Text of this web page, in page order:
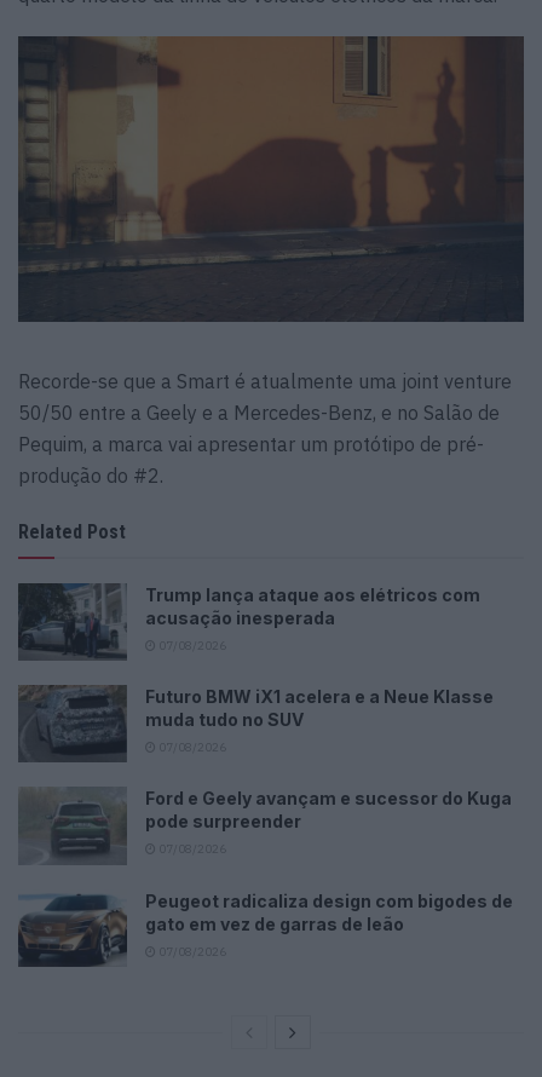
Recorde-se que a Smart é atualmente uma joint venture
50/50 entre a Geely e a Mercedes-Benz, e no Salão de
Pequim, a marca vai apresentar um protótipo de pré-
produção do #2.
Related Post
Trump lança ataque aos elétricos com
acusação inesperada
Futuro BMW iX1 acelera e a Neue Klasse
muda tudo no SUV
Ford e Geely avançam e sucessor do Kuga
pode surpreender
Peugeot radicaliza design com bigodes de
gato em vez de garras de leão